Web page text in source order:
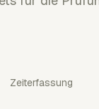
Zeiterfassung